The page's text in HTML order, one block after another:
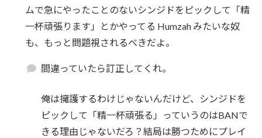
ムで急にやったことのないシンジドをピックして「精
一杯頑張ります」とかやってる Humzah みたいな奴
も、もっと問題視されるべきだよ。
間違っていたら訂正してくれ。
俺は擁護するわけじゃないんだけど、シンジドを
ピックして「精一杯頑張る」っていうのはBANで
きる理由じゃないだろ？結局は勝つためにプレイ